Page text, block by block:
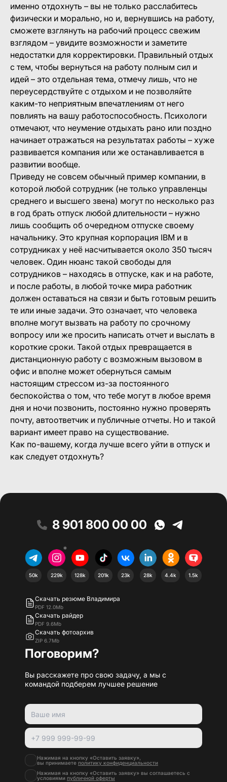
именно отдохнуть – вы не только расслабитесь
физически и морально, но и, вернувшись на работу,
сможете взглянуть на рабочий процесс свежим
взглядом – увидите возможности и заметите
недостатки для корректировки. Правильный отдых
с тем, чтобы вернуться на работу полным сил и
идей – это отдельная тема, отмечу лишь, что не
переусердствуйте с отдыхом и не позволяйте
каким-то неприятным впечатлениям от него
повлиять на вашу работоспособность. Психологи
отмечают, что неумение отдыхать рано или поздно
начинает отражаться на результатах работы – хуже
развивается компания или же останавливается в
развитии вообще.
Приведу не совсем обычный пример компании, в
которой любой сотрудник (не только управленцы
среднего и высшего звена) могут по несколько раз
в год брать отпуск любой длительности – нужно
лишь сообщить об очередном отпуске своему
начальнику. Это крупная корпорация IBM и в
сотрудниках у неё насчитывается около 350 тысяч
человек. Один нюанс такой свободы для
сотрудников – находясь в отпуске, как и на работе,
и после работы, в любой точке мира работник
должен оставаться на связи и быть готовым решить
те или иные задачи. Это означает, что человека
вполне могут вызвать на работу по срочному
вопросу или же просить написать отчет и выслать в
короткие сроки. Такой отдых превращается в
дистанционную работу с возможным вызовом в
офис и вполне может обернуться самым
настоящим стрессом из-за постоянного
беспокойства о том, что тебе могут в любое время
дня и ночи позвонить, постоянно нужно проверять
почту, автоответчик и публичные отчеты. Но и такой
вариант имеет право на существование.
Как по-вашему, когда лучше всего уйти в отпуск и
как следует отдохнуть?
8 901 800 00 00
50k
*
229k 128k 201k 23k 28k 4.4k 1.5k
Скачать резюме Владимира
PDF 12.0Mb
Скачать райдер
PDF 9.6Mb
Скачать фотоархив
ZIP 6.7Mb
Поговорим?
Вы расскажете про свою задачу, а мы с
командой подберем лучшее решение
Нажимая на кнопку «Оставить заявку»,
вы принимаете политику конфиденциальности
Нажимая на кнопку «Оставить заявку» вы соглашаетесь с
условиями публичной оферты